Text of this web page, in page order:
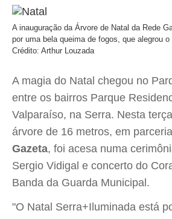
A inauguração da Árvore de Natal da Rede
por uma bela queima de fogos, que alegrou
Crédito: Arthur Louzada
A magia do Natal chegou no
entre os bairros Parque
Valparaíso, na Serra. Nesta
árvore de 16 metros, em
Gazeta, foi acesa numa
Sergio Vidigal e concerto do
Banda da Guarda Municipal.
"O Natal Serra+Iluminada está